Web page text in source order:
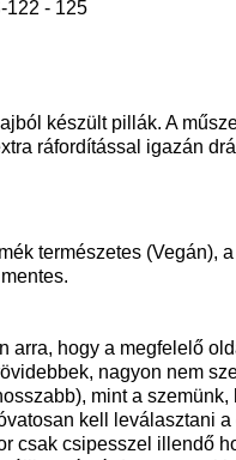
-122 - 125
készült pillák. A
ráfordítással igazán
természetes (Vegán),
arra, hogy a megfelelő
nagyon nem
mint a
kell leválasztani
csak csipesszel illendő